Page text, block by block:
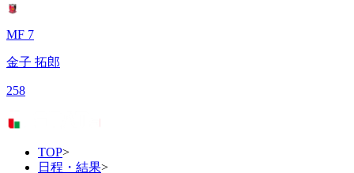
MF 7
金子 拓郎
258
TOP>
日程・結果>